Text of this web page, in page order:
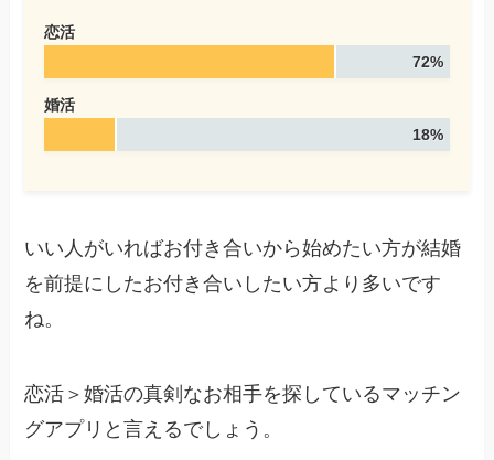
恋活
72%
婚活
18%
いい人がいればお付き合いから始めたい方が結婚
を前提にしたお付き合いしたい方より多いです
ね。
恋活＞婚活の真剣なお相手を探しているマッチン
グアプリと言えるでしょう。